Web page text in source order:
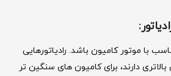
با موتور کامیون باشد. رادیاتورهایی
دارند، برای کامیون ‌های سنگین ‌تر